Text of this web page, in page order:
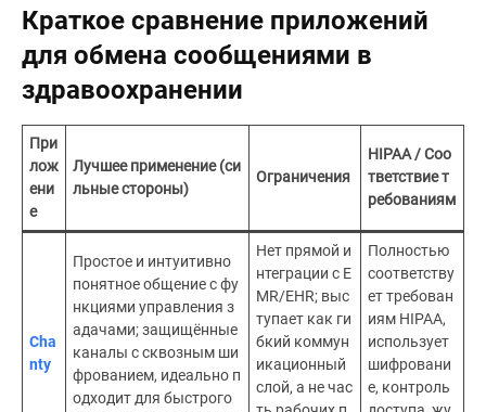
Краткое сравнение приложений
для обмена сообщениями в
здравоохранении
При
лож
ени
е
Лучшее применение (си
льные стороны)
Ограничения
HIPAA / Соо
тветствие т
ребованиям
Cha
nty
Простое и интуитивно
понятное общение с фу
нкциями управления з
адачами; защищённые
каналы с сквозным ши
фрованием, идеально п
одходит для быстрого
Нет прямой и
нтеграции с E
MR/EHR; выс
тупает как ги
бкий коммун
икационный
слой, а не час
Полностью
соответству
ет требован
иям HIPAA,
использует
шифровани
е, контроль